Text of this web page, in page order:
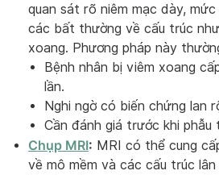
quan sát rõ niêm mạc dày,
các bất thường về cấu trúc
xoang. Phương pháp này
Bệnh nhân bị viêm xoang
lần.
Nghi ngờ có biến chứng lan
Cần đánh giá trước khi phẫu
Chụp MRI: MRI có thể cung
về mô mềm và các cấu trúc